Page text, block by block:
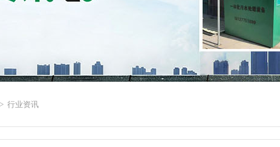
> 行业资讯